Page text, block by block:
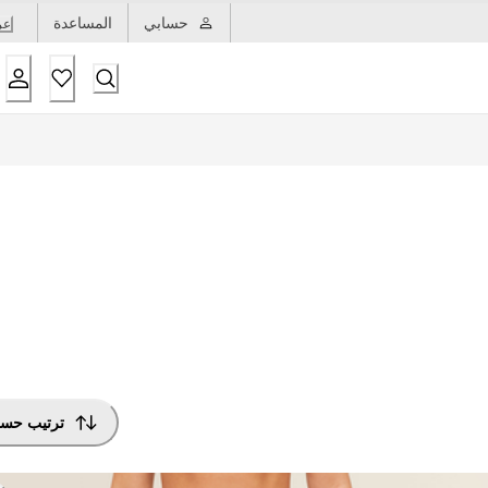
حسابي المساعدة
ترتيب